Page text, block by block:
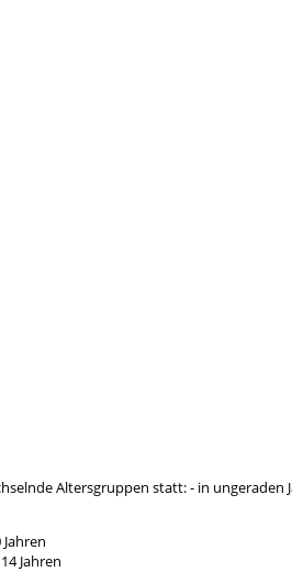
Altersgruppen statt: - in ungeraden
Jahren